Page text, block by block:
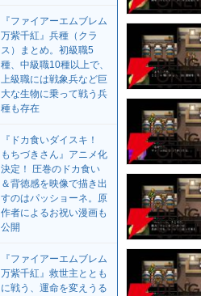
『ファイアーエムブレム
万紫千紅』兵種（クラ
ス）まとめ。初級職5
種、中級職10種以上で、
上級職には戦象兵など巨
大な生物に乗って戦う兵
種も存在
『ドカ食いダイスキ！
もちづきさん』アニメ化
決定！ 圧巻のドカ食い
＆背徳感を映像で描き出
すのはパッショーネ。原
作者によるお祝い漫画も
公開
『ファイアーエムブレム
万紫千紅』救世主ととも
に戦う、運命を変えうる